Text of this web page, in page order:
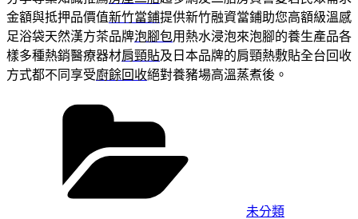
金額與抵押品價值新竹當鋪提供新竹融資當鋪助您高額級溫感
足浴袋天然漢方茶品牌泡腳包用熱水浸泡來泡腳的養生產品各
樣多種熱銷醫療器材肩頸貼及日本品牌的肩頸熱敷貼全台回收
方式都不同享受廚餘回收絕對養豬場高溫蒸煮後。
未分類